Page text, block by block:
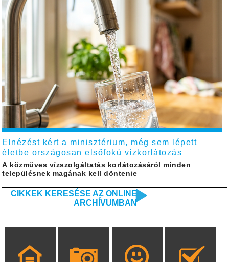
Elnézést kért a minisztérium, még sem lépett
életbe országosan elsőfokú vízkorlátozás
A közműves vízszolgáltatás korlátozásáról minden
településnek magának kell döntenie
CIKKEK KERESÉSE AZ ONLINE
ARCHÍVUMBAN